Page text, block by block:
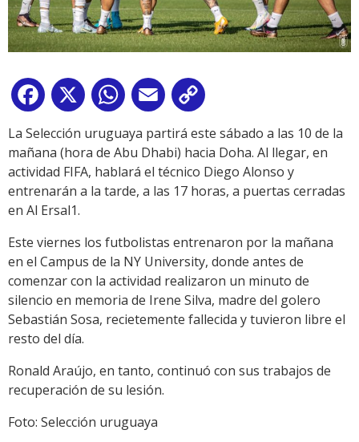
Facebook
X WhatsApp
Email
Link
La Selección uruguaya partirá este sábado a las 10 de la
mañana (hora de Abu Dhabi) hacia Doha. Al llegar, en
actividad FIFA, hablará el técnico Diego Alonso y
entrenarán a la tarde, a las 17 horas, a puertas cerradas
en Al Ersal1.
Este viernes los futbolistas entrenaron por la mañana
en el Campus de la NY University, donde antes de
comenzar con la actividad realizaron un minuto de
silencio en memoria de Irene Silva, madre del golero
Sebastián Sosa, recietemente fallecida y tuvieron libre el
resto del día.
Ronald Araújo, en tanto, continuó con sus trabajos de
recuperación de su lesión.
Foto: Selección uruguaya